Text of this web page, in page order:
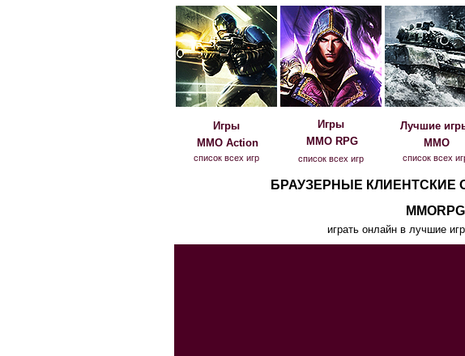
Игры
MMO Action
список всех игр
Игры
MMO RPG
список всех игр
Лучшие
MMO
список всех
БРАУЗЕРНЫЕ
MMORPG
играть онлайн в лучшие